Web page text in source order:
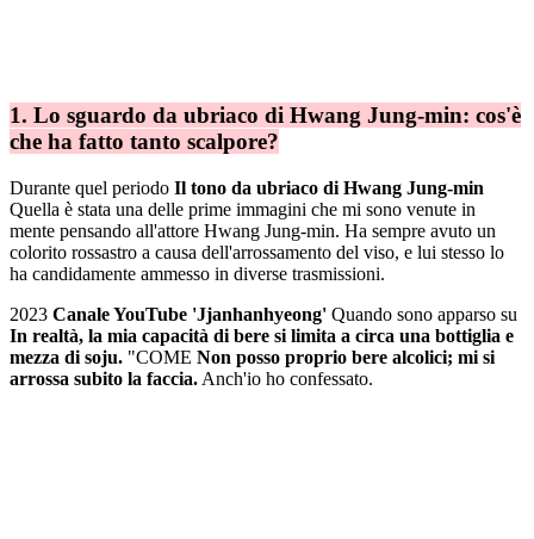
1. Lo sguardo da ubriaco di Hwang Jung-min: cos'è
che ha fatto tanto scalpore?
Durante quel periodo Il tono da ubriaco di Hwang Jung-min
Quella è stata una delle prime immagini che mi sono venute in
mente pensando all'attore Hwang Jung-min. Ha sempre avuto un
colorito rossastro a causa dell'arrossamento del viso, e lui stesso lo
ha candidamente ammesso in diverse trasmissioni.
2023 Canale YouTube 'Jjanhanhyeong' Quando sono apparso su
In realtà, la mia capacità di bere si limita a circa una bottiglia e
mezza di soju. "COME Non posso proprio bere alcolici; mi si
arrossa subito la faccia. Anch'io ho confessato.